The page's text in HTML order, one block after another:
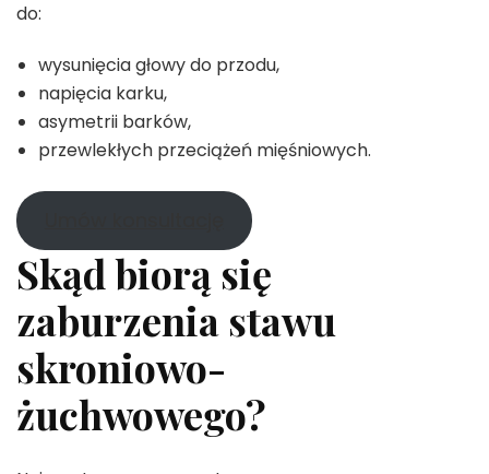
do:
wysunięcia głowy do przodu,
napięcia karku,
asymetrii barków,
przewlekłych przeciążeń mięśniowych.
Skąd biorą się
zaburzenia stawu
skroniowo-
żuchwowego?